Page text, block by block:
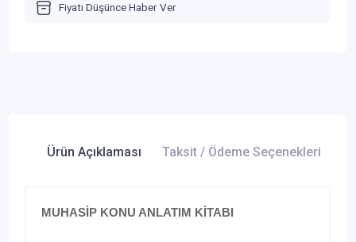
Fiyatı Düşünce Haber Ver
Ürün Açıklaması Taksit / Ödeme Seçenekleri
MUHASİP KONU ANLATIM KİTABI